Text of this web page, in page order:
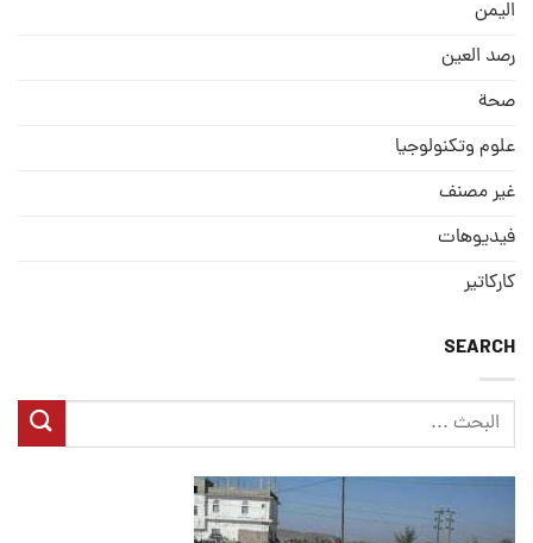
الیمن
رصد العین
صحة
علوم وتكنولوجيا
غير مصنف
فيديوهات
كاركاتير
SEARCH